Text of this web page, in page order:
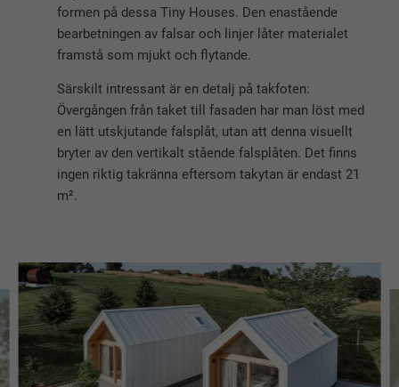
formen på dessa Tiny Houses. Den enastående
bearbetningen av falsar och linjer låter materialet
framstå som mjukt och flytande.
Särskilt intressant är en detalj på takfoten:
Övergången från taket till fasaden har man löst med
en lätt utskjutande falsplåt, utan att denna visuellt
bryter av den vertikalt stående falsplåten. Det finns
ingen riktig takränna eftersom takytan är endast 21
m².